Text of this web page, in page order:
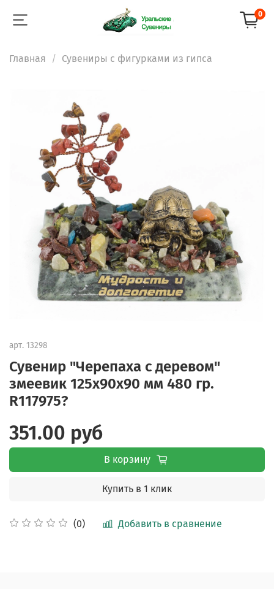
0
Главная Сувениры с фигурками из гипса
арт. 13298
Сувенир "Черепаха с деревом"
змеевик 125х90х90 мм 480 гр.
R117975?
(0) Добавить в сравнение
351.00 руб
В корзину
Купить в 1 клик